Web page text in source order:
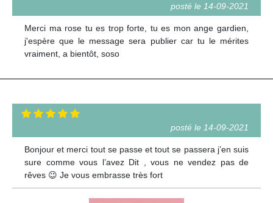
posté le 14-09-2021
Merci ma rose tu es trop forte, tu es mon ange gardien,
j'espère que le message sera publier car tu le mérites
vraiment, a bientôt, soso
posté le 14-09-2021
Bonjour et merci tout se passe et tout se passera j’en suis
sure comme vous l’avez Dit , vous ne vendez pas de
rêves 😉 Je vous embrasse très fort